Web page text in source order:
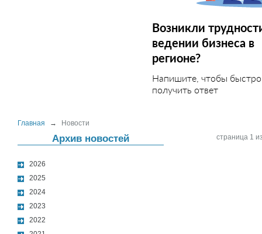
Возникли
ведении бизнеса в
регионе?
Напишите, чтобы быстро
получить ответ
Главная → Новости
Архив новостей
2026
2025
2024
2023
2022
страница 1